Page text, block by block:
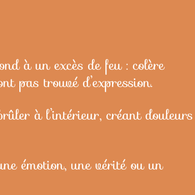
à un excès de feu : colère
pas trouvé d’expression.
à l’intérieur, créant douleurs
émotion, une vérité ou un